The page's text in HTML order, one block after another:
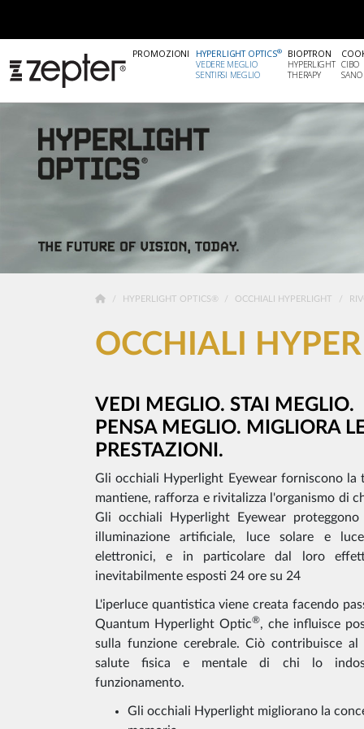
PROMOZIONI HYPERLIGHT OPTICS®
VEDERE MEGLIO
SENTIRSI MEGLIO
BIOPTRON
HYPERLIGHT
THERAPY
CIBO
SANO
HYPERLIGHT OPTICS® OCCHIALI HYPERLIGHT
OCCHIALI
VEDI MEGLIO. STAI MEGLIO.
PENSA MEGLIO. MIGLIORA
PRESTAZIONI.
Gli occhiali Hyperlight Eyewear forniscono la
mantiene, rafforza e rivitalizza l'organismo di
Gli occhiali Hyperlight Eyewear
illuminazione artificiale, luce solare e
elettronici, e in particolare dal loro
inevitabilmente esposti 24 ore su 24
L'iperluce quantistica viene creata facendo
Quantum Hyperlight Optic®, che influisce
sulla funzione cerebrale. Ciò contribuisce al
salute fisica e mentale di chi lo
funzionamento.
Gli occhiali Hyperlight migliorano la